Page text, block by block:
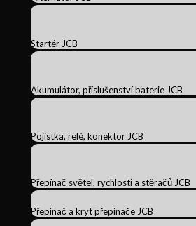
Startér JCB
Akumulátor, příslušenství baterie JCB
Pojistka, relé, konektor JCB
Přepínač světel, rychlosti a stěračů JCB
Přepínač a kryt přepínače JCB